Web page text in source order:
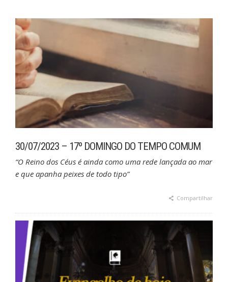
30/07/2023 – 17º DOMINGO DO TEMPO COMUM
“O Reino dos Céus é ainda como uma rede lançada ao mar
e que apanha peixes de todo tipo”
Compartilhar